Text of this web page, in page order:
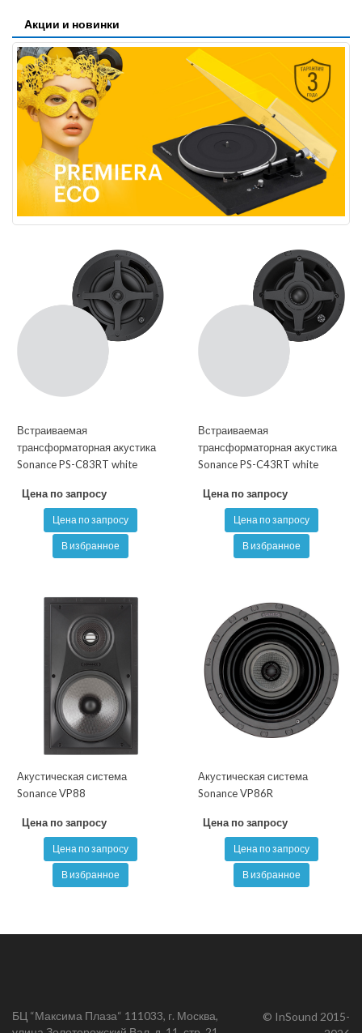
Акции и новинки
Встраиваемая
трансформаторная акустика
Sonance PS-C83RT white
Цена по запросу
Цена по запросу
В избранное
Встраиваемая
трансформаторная акустика
Sonance PS-C43RT white
Цена по запросу
Цена по запросу
В избранное
Акустическая система
Sonance VP88
Цена по запросу
Цена по запросу
В избранное
Акустическая система
Sonance VP86R
Цена по запросу
Цена по запросу
В избранное
БЦ “Максима Плаза“ 111033, г. Москва,
© InSound 2015-